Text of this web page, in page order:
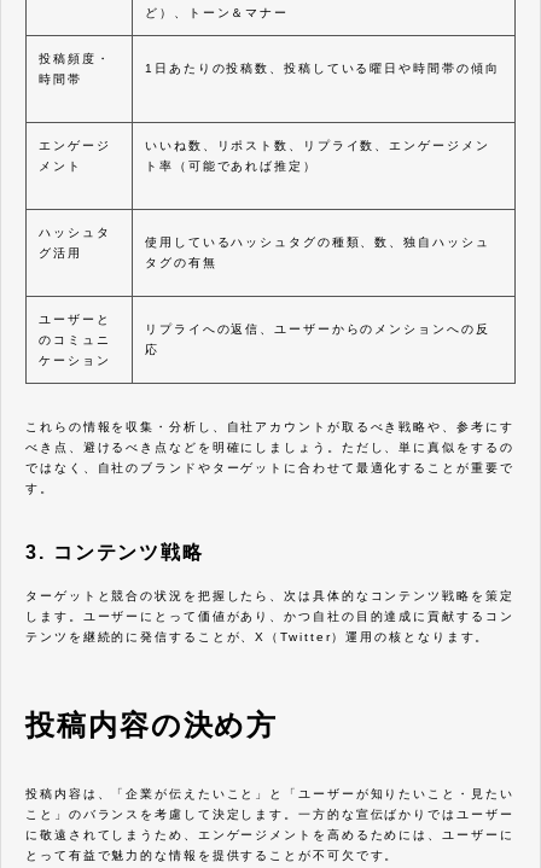
ど）、トーン＆マナー
投稿頻度・
時間帯
1日あたりの投稿数、投稿している曜日や時間帯の傾向
エンゲージ
メント
いいね数、リポスト数、リプライ数、エンゲージメン
ト率（可能であれば推定）
ハッシュタ
グ活用
使用しているハッシュタグの種類、数、独自ハッシュ
タグの有無
ユーザーと
のコミュニ
ケーション
リプライへの返信、ユーザーからのメンションへの反
応
これらの情報を収集・分析し、自社アカウントが取るべき戦略や、参考にす
べき点、避けるべき点などを明確にしましょう。ただし、単に真似をするの
ではなく、自社のブランドやターゲットに合わせて最適化することが重要で
す。
3. コンテンツ戦略
ターゲットと競合の状況を把握したら、次は具体的なコンテンツ戦略を策定
します。ユーザーにとって価値があり、かつ自社の目的達成に貢献するコン
テンツを継続的に発信することが、X（Twitter）運用の核となります。
投稿内容の決め方
投稿内容は、「企業が伝えたいこと」と「ユーザーが知りたいこと・見たい
こと」のバランスを考慮して決定します。一方的な宣伝ばかりではユーザー
に敬遠されてしまうため、エンゲージメントを高めるためには、ユーザーに
とって有益で魅力的な情報を提供することが不可欠です。